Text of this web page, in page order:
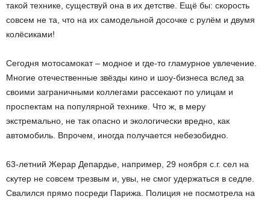
такой технике, существуй она в их детстве. Ещё бы: скорость
совсем не та, что на их самодельной досочке с рулём и двумя
колёсиками!
Сегодня мотосамокат – модное и где-то гламурное увлечение.
Многие отечественные звёзды кино и шоу-бизнеса вслед за
своими заграничными коллегами рассекают по улицам и
проспектам на популярной технике. Что ж, в меру
экстремально, не так опасно и экологически вредно, как
автомобиль. Впрочем, иногда получается небезобидно.
63-летний Жерар Депардье, например, 29 ноября с.г. сел на
скутер не совсем трезвым и, увы, не смог удержаться в седле.
Свалился прямо посреди Парижа. Полиция не посмотрела на